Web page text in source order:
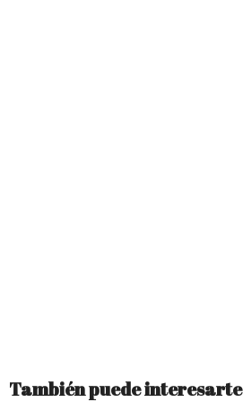
También puede interesarte